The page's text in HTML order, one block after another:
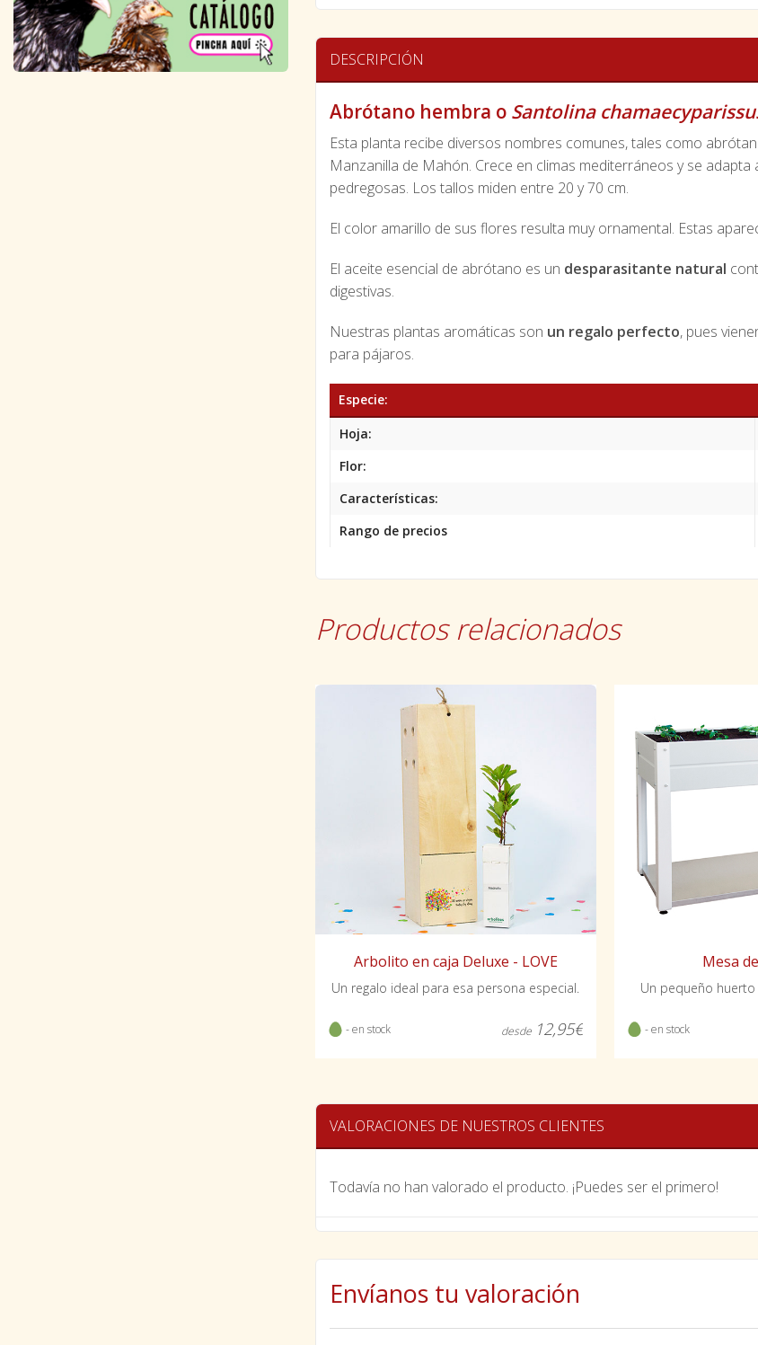
DESCRIPCIÓN
Abrótano hembra o Santolina
Esta planta recibe diversos nombres comunes, tales como
Manzanilla de Mahón. Crece en climas mediterráneos y se
pedregosas. Los tallos miden entre 20 y 70 cm.
El color amarillo de sus flores resulta muy ornamental. Estas
El aceite esencial de abrótano es un desparasitante natural
digestivas.
Nuestras plantas aromáticas son un regalo perfecto, pues
para pájaros.
Especie:
Hoja:
Flor:
Características:
Rango de precios
Productos relacionados
Arbolito en caja Deluxe - LOVE
Un regalo ideal para esa persona especial.
- en stock desde 12,95€
Mesa
Un pequeño huerto
- en stock
VALORACIONES DE NUESTROS CLIENTES
Todavía no han valorado el producto. ¡Puedes ser el primero!
Envíanos tu valoración